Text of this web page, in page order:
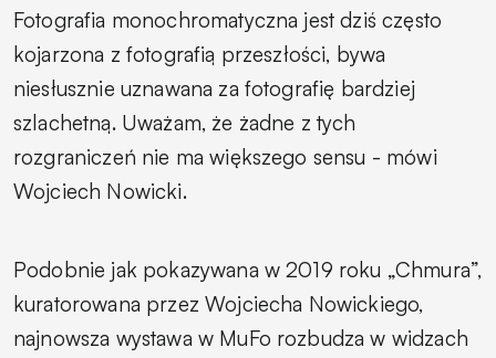
Fotografia monochromatyczna jest dziś często
kojarzona z fotografią przeszłości, bywa
niesłusznie uznawana za fotografię bardziej
szlachetną. Uważam, że żadne z tych
rozgraniczeń nie ma większego sensu - mówi
Wojciech Nowicki.
Podobnie jak pokazywana w 2019 roku „Chmura”,
kuratorowana przez Wojciecha Nowickiego,
najnowsza wystawa w MuFo rozbudza w widzach